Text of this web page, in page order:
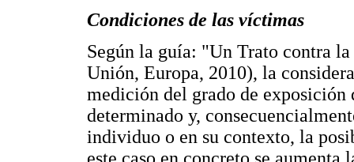
Condiciones de las víctimas
Según la guía: "Un Trato contra
Unión, Europa, 2010), la
medición del grado de
determinado y,
individuo o en su contexto, la